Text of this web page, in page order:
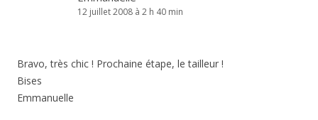
12 juillet 2008 à 2 h 40 min
Bravo, très chic ! Prochaine étape, le tailleur !
Bises
Emmanuelle